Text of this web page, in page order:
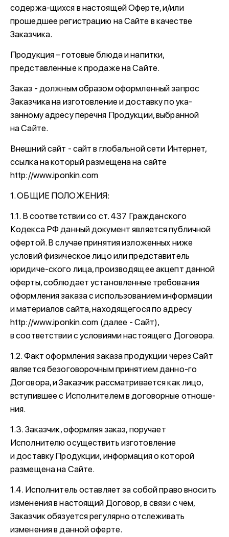
содержа-щихся в настоящей Оферте, и/или
прошедшее регистрацию на Сайте в качестве
Заказчика.
Продукция – готовые блюда и напитки,
представленные к продаже на Сайте.
Заказ - должным образом оформленный запрос
Заказчика на изготовление и доставку по ука-
занному адресу перечня Продукции, выбранной
на Сайте.
Внешний сайт - сайт в глобальной сети Интернет,
ссылка на который размещена на сайте
http://www.iponkin.com
1. ОБЩИЕ ПОЛОЖЕНИЯ:
1.1. В соответствии со ст. 437 Гражданского
Кодекса РФ данный документ является публичной
офертой. В случае принятия изложенных ниже
условий физическое лицо или представитель
юридиче-ского лица, производящее акцепт данной
оферты, соблюдает установленные требования
оформления заказа с использованием информации
и материалов сайта, находящегося по адресу
http://www.iponkin.com (далее - Сайт),
в соответствии с условиями настоящего Договора.
1.2. Факт оформления заказа продукции через Сайт
является безоговорочным принятием данно-го
Договора, и Заказчик рассматривается как лицо,
вступившее с Исполнителем в договорные отноше-
ния.
1.3. Заказчик, оформляя заказ, поручает
Исполнителю осуществить изготовление
и доставку Продукции, информация о которой
размещена на Сайте.
1.4. Исполнитель оставляет за собой право вносить
изменения в настоящий Договор, в связи с чем,
Заказчик обязуется регулярно отслеживать
изменения в данной оферте.